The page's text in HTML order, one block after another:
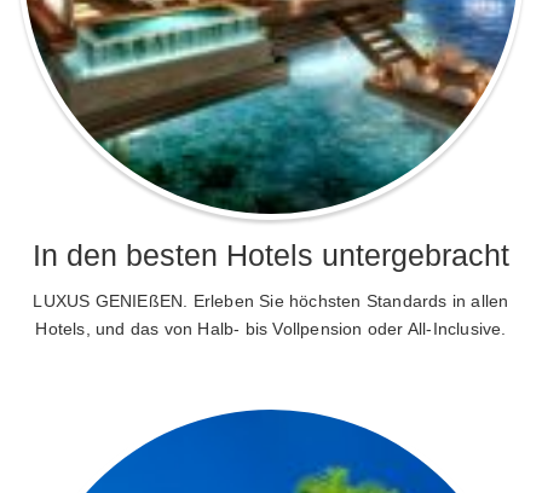
In den besten Hotels untergebracht
LUXUS GENIEßEN. Erleben Sie höchsten Standards in allen
Hotels, und das von Halb- bis Vollpension oder All-Inclusive.